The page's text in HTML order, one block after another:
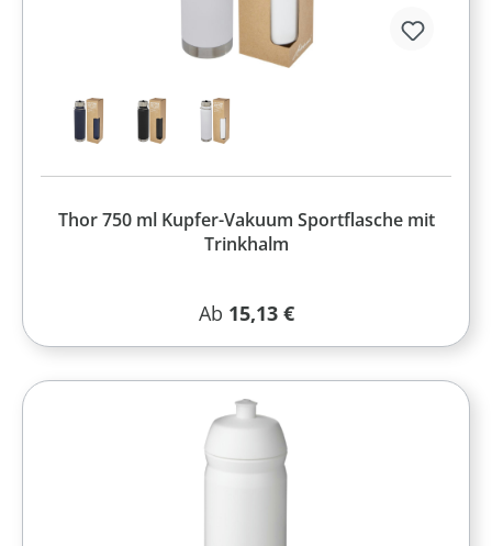
Thor 750 ml Kupfer-Vakuum Sportflasche mit
Trinkhalm
Regulärer Preis:
Ab 15,13 €